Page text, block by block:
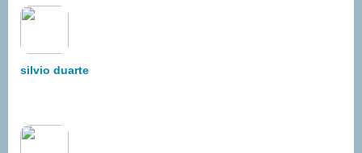
silvio duarte